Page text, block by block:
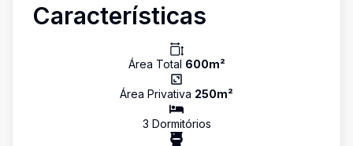
Características
Área Total 600m²
Área Privativa 250m²
3 Dormitórios